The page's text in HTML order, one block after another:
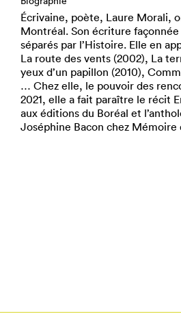
Écrivaine, poète, Laure Morali,
Montréal. Son écriture
séparés par l’Histoire. Elle en
La route des vents (2002), La
yeux d’un papillon (2010),
… Chez elle, le pouvoir des
2021, elle a fait paraître le récit
aux éditions du Boréal et
Joséphine Bacon chez Mémoire
vos
vous ou créez